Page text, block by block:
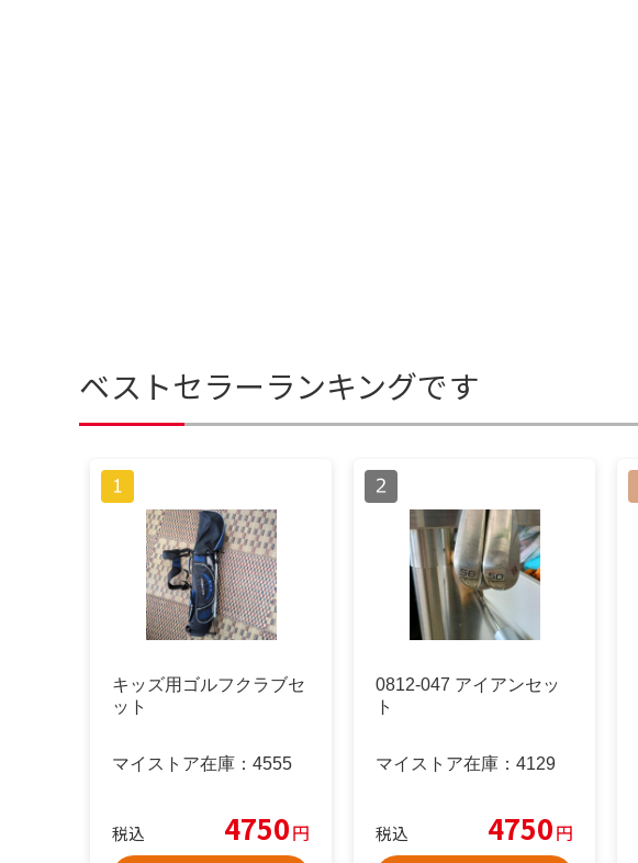
ベストセラーランキングです
キッズ用ゴルフクラブセ
ット
マイストア在庫： 4555
税込 4750円
0812-047 アイアンセッ
ト
マイストア在庫： 4129
税込 4750円